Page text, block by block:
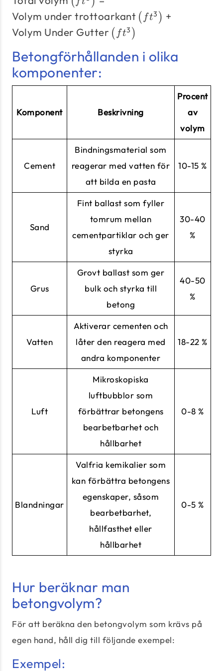
\left(\text{Curb
Height} +
\text{Flaggans
tjocklek}\right )
\times Längd \times
\text{Flaggatjocklek}
volym}
\left(ft^{3}\right)
= \text{Volym
trottoarkant}
\left(ft^{3}\right)
+ \text{Volym
\left(ft
^{3}\right)
Volym under trottoarkant ( ft3 ) +
Volym Under Gutter ( ft3 )
Betongförhållanden i olika
komponenter:
Komponent Beskrivning
Procent
av
volym
Cement
Bindningsmaterial som
reagerar med vatten för
att bilda en pasta
10-15 %
Sand
Fint ballast som fyller
tomrum mellan
cementpartiklar och ger
styrka
30-40
%
Grus
Grovt ballast som ger
bulk och styrka till
betong
40-50
%
Vatten
Aktiverar cementen och
låter den reagera med
andra komponenter
18-22 %
Luft
Mikroskopiska
luftbubblor som
förbättrar betongens
bearbetbarhet och
hållbarhet
0-8 %
Blandningar
Valfria kemikalier som
kan förbättra betongens
egenskaper, såsom
bearbetbarhet,
hållfasthet eller
hållbarhet
0-5 %
Hur beräknar man
betongvolym?
För att beräkna den betongvolym som krävs på
egen hand, håll dig till följande exempel:
Exempel: